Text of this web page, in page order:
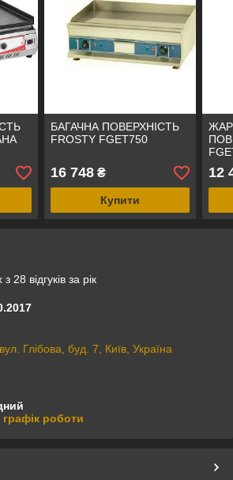
БАГАЧНА ПОВЕРХНІСТЬ
FROSTY FGET750
16 748₴
Купити
12
28 відгуків за рік
Глібова, буд. 7, Київ, Україна
роботи